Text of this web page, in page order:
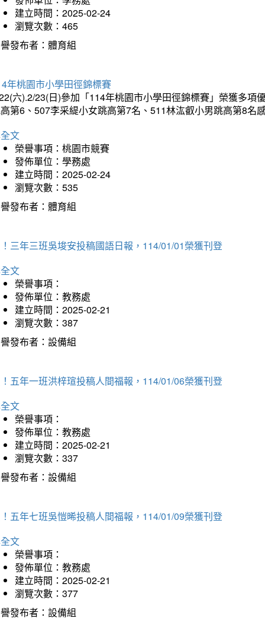
建立時間：2025-02-24
瀏覽次數：465
發布者：體育組
年桃園市小學田徑錦標賽
六).2/23(日)參加「114年桃園市小學田徑錦標賽」榮獲多
第6、507李采緹小女跳高第7名、511林汯叡小男跳高第8名
文
榮譽事項：桃園市競賽
發佈單位：學務處
建立時間：2025-02-24
瀏覽次數：535
發布者：體育組
三年三班吳埈安投稿國語日報，114/01/01榮獲刊登
文
榮譽事項：
發佈單位：教務處
建立時間：2025-02-21
瀏覽次數：387
發布者：設備組
五年一班洪梓瑄投稿人間福報，114/01/06榮獲刊登
文
榮譽事項：
發佈單位：教務處
建立時間：2025-02-21
瀏覽次數：337
發布者：設備組
五年七班吳愷晞投稿人間福報，114/01/09榮獲刊登
文
榮譽事項：
發佈單位：教務處
建立時間：2025-02-21
瀏覽次數：377
發布者：設備組